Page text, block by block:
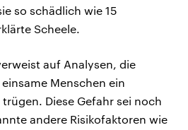
so schädlich wie 15
Scheele.
auf Analysen, die
Menschen ein
Diese Gefahr sei noch
andere Risikofaktoren wie